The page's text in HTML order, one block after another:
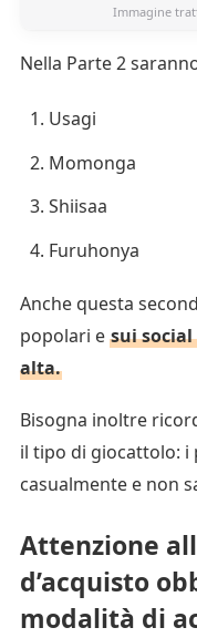
Immagine
Nella Parte 2
Usagi
Momonga
Shiisaa
Furuhonya
Anche questa
popolari e sui
alta.
Bisogna inoltre
il tipo di giocattolo:
casualmente e non
Attenzione
d’acquisto
modalità di